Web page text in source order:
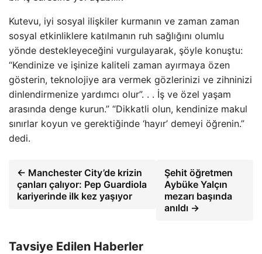
Kutevu, iyi sosyal ilişkiler kurmanın ve zaman zaman
sosyal etkinliklere katılmanın ruh sağlığını olumlu
yönde destekleyeceğini vurgulayarak, şöyle konuştu:
“Kendinize ve işinize kaliteli zaman ayırmaya özen
gösterin, teknolojiye ara vermek gözlerinizi ve zihninizi
dinlendirmenize yardımcı olur”. . . İş ve özel yaşam
arasında denge kurun.” “Dikkatli olun, kendinize makul
sınırlar koyun ve gerektiğinde ‘hayır’ demeyi öğrenin.”
dedi.
← Manchester City’de krizin
çanları çalıyor: Pep Guardiola
kariyerinde ilk kez yaşıyor
Şehit öğretmen
Aybüke Yalçın
mezarı başında
anıldı →
Tavsiye Edilen Haberler